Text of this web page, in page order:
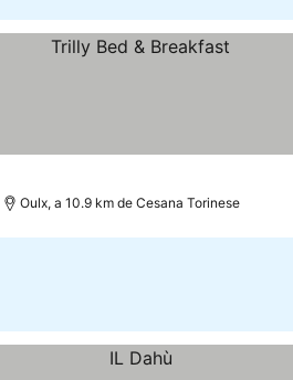
Oulx, a 10.9 km de Cesana Torinese